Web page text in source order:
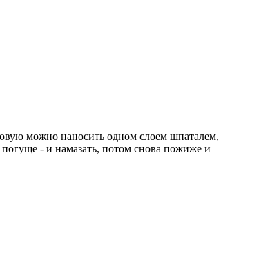
можно наносить одном слоем шпаталем,
- и намазать, потом снова пожиже и